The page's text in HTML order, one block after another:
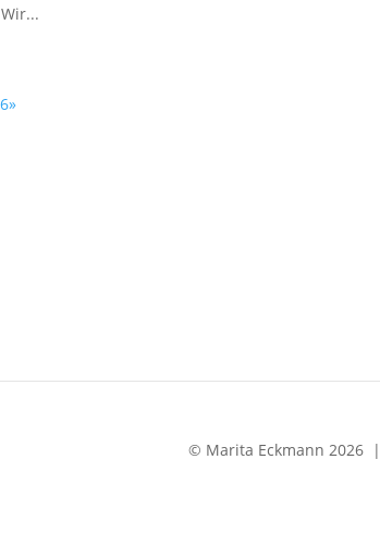
6»
© Marita Eckmann 2026 |